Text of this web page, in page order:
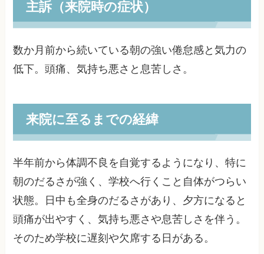
主訴（来院時の症状）
数か月前から続いている朝の強い倦怠感と気力の
低下。頭痛、気持ち悪さと息苦しさ。
来院に至るまでの経緯
半年前から体調不良を自覚するようになり、特に
朝のだるさが強く、学校へ行くこと自体がつらい
状態。日中も全身のだるさがあり、夕方になると
頭痛が出やすく、気持ち悪さや息苦しさを伴う。
そのため学校に遅刻や欠席する日がある。